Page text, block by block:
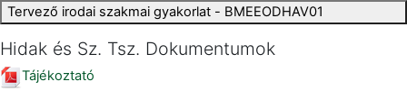
Tervező irodai szakmai gyakorlat - BMEEODHAV01
Hidak és Sz. Tsz. Dokumentumok
Tájékoztató